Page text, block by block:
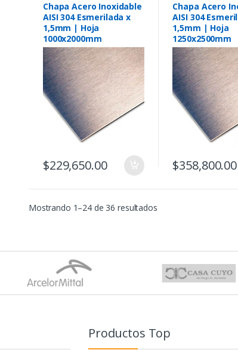
Chapa Acero Inoxidable
AISI 304 Esmerilada x
1,5mm | Hoja
1000x2000mm
$229,650.00
Chapa Acero
AISI 304
1,5mm | Hoja
1250x2500mm
$358,800.00
Mostrando 1–24 de 36 resultados
Productos Top